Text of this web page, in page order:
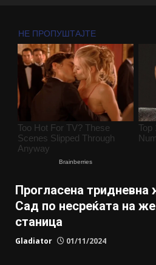
Прогласена
Сад по несреќата на
станица
Gladiator 01/11/2024